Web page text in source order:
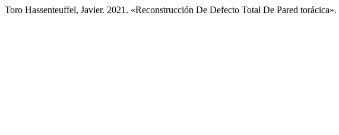
Toro Hassenteuffel, Javier. 2021. «Reconstrucción De Defecto Total De Pared torácica».